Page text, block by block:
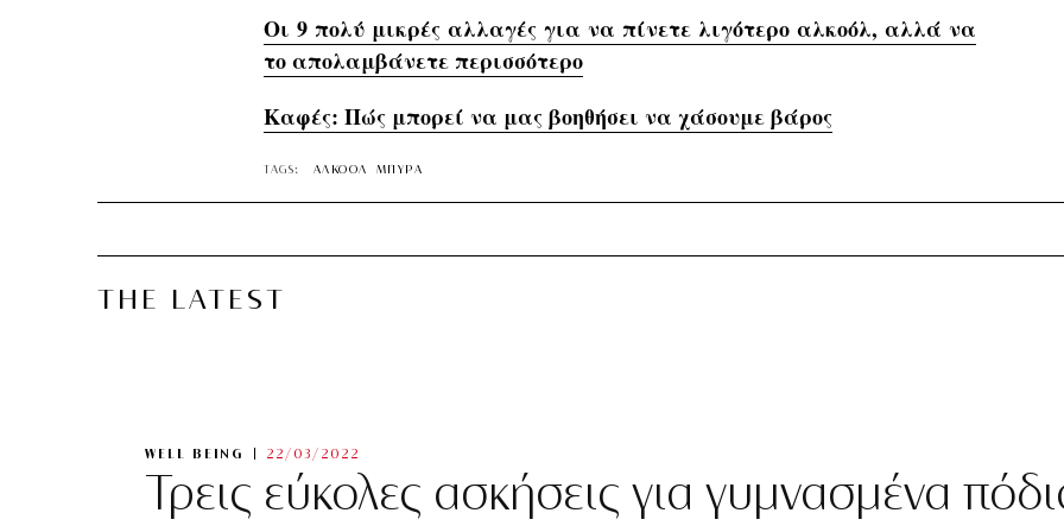
Οι 9 πολύ μικρές αλλαγές για να πίνετε λιγότερο αλκοόλ, αλλά να
το απολαμβάνετε περισσότερο
Kαφές: Πώς μπορεί να μας βοηθήσει να χάσουμε βάρος
TAGS: ΑΛΚΟΟΛ ΜΠΥΡΑ
THE LATEST
WELL BEING 22/03/2022
Τρεις εύκολες ασκήσεις για γυμνασμένα